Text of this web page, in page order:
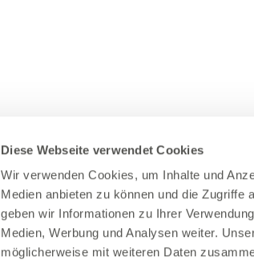
Diese Webseite verwendet Cookies
Wir verwenden Cookies, um Inhalte und
Medien anbieten zu können und die Zugriffe
geben wir Informationen zu Ihrer
Medien, Werbung und Analysen weiter.
möglicherweise mit weiteren Daten